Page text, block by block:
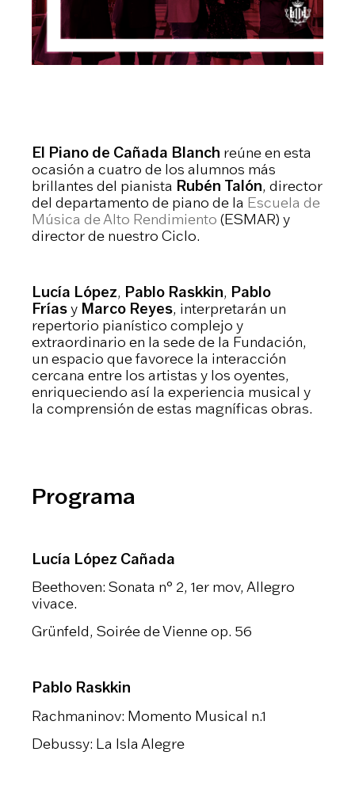
El Piano de Cañada Blanch reúne en esta
ocasión a cuatro de los alumnos más
brillantes del pianista Rubén Talón, director
del departamento de piano de la Escuela de
Música de Alto Rendimiento (ESMAR) y
director de nuestro Ciclo.
Lucía López, Pablo Raskkin, Pablo
Fríasy Marco Reyes, interpretarán un
repertorio pianístico complejo y
extraordinario en la sede de la Fundación,
un espacio que favorece la interacción
cercana entre los artistas y los oyentes,
enriqueciendo así la experiencia musical y
la comprensión de estas magníficas obras.
Programa
Lucía López Cañada
Beethoven: Sonata n° 2, 1er mov, Allegro
vivace.
Grünfeld, Soirée de Vienne op. 56
Pablo Raskkin
Rachmaninov: Momento Musical n.1
Debussy: La Isla Alegre